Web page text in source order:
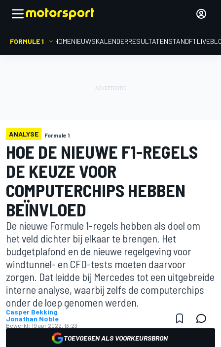
FORMULE 1 HOMENIEUWSKALENDERRESULTATENSTANDF1
ANALYSE Formule 1
HOE DE NIEUWE F1-REGELS
DE KEUZE VOOR
COMPUTERCHIPS HEBBEN
BEÏNVLOED
De nieuwe Formule 1-regels hebben als doel om
het veld dichter bij elkaar te brengen. Het
budgetplafond en de nieuwe regelgeving voor
windtunnel- en CFD-tests moeten daarvoor
zorgen. Dat leidde bij Mercedes tot een uitgebreide
interne analyse, waarbij zelfs de computerchips
onder de loep genomen werden.
Casper Bekking
Jonathan Noble
Bewerkt: 19 apr 2022, 13:23
TOEVOEGEN ALS VOORKEURSBRON